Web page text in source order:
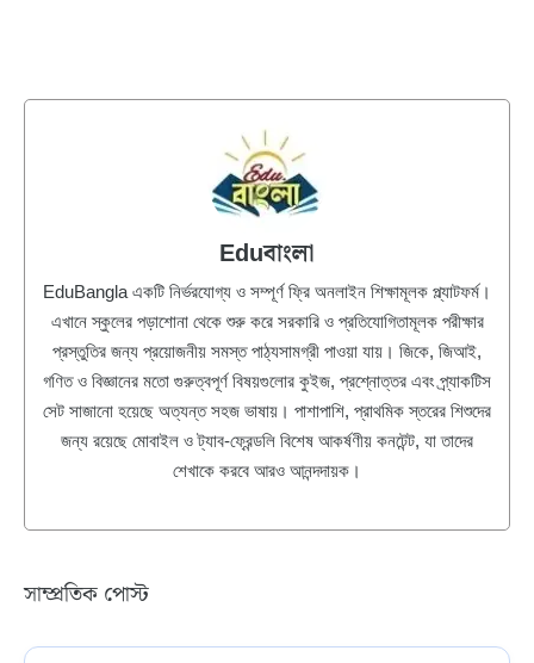
Eduবাংলা
EduBangla একটি নির্ভরযোগ্য ও সম্পূর্ণ ফ্রি অনলাইন শিক্ষামূলক প্ল্যাটফর্ম।
এখানে স্কুলের পড়াশোনা থেকে শুরু করে সরকারি ও প্রতিযোগিতামূলক পরীক্ষার
প্রস্তুতির জন্য প্রয়োজনীয় সমস্ত পাঠ্যসামগ্রী পাওয়া যায়। জিকে, জিআই,
গণিত ও বিজ্ঞানের মতো গুরুত্বপূর্ণ বিষয়গুলোর কুইজ, প্রশ্নোত্তর এবং প্র্যাকটিস
সেট সাজানো হয়েছে অত্যন্ত সহজ ভাষায়। পাশাপাশি, প্রাথমিক স্তরের শিশুদের
জন্য রয়েছে মোবাইল ও ট্যাব-ফ্রেন্ডলি বিশেষ আকর্ষণীয় কনটেন্ট, যা তাদের
শেখাকে করবে আরও আনন্দদায়ক।
সাম্প্রতিক পোস্ট